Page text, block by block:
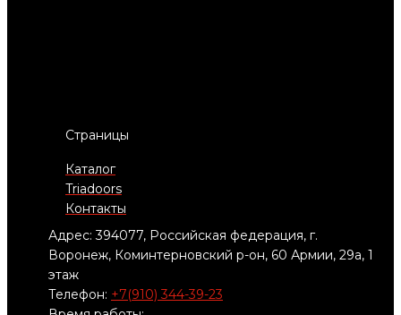
Страницы
Каталог
Triadoors
Контакты
Адрес: 394077, Российская федерация, г.
Воронеж, Коминтерновский р-он, 60 Армии, 29а, 1
этаж
Телефон: +7(910) 344-39-23